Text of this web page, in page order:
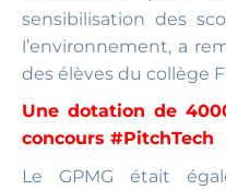
sensibilisation des
l’environnement, a
des élèves du collège
Une dotation de
concours #PitchTech
Le GPMG était